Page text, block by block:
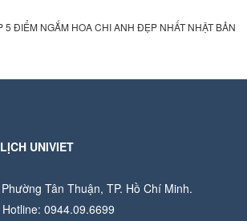
5 ĐIỂM NGẮM HOA CHI ANH ĐẸP NHẤT NHẬT BẢN
UNIVIET
Tân Thuận, TP. Hồ Chí Minh.
0944.09.6699